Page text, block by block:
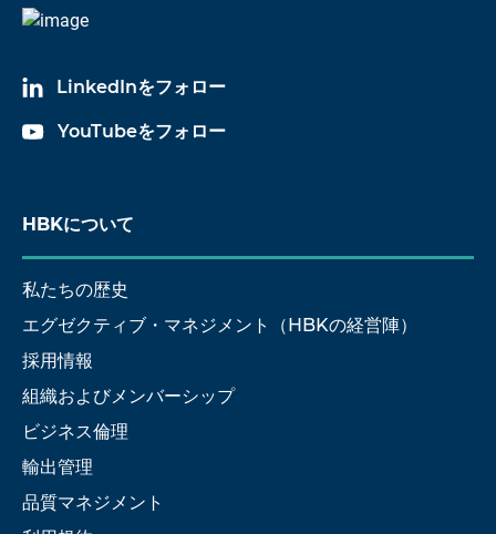
LinkedInをフォロー
YouTubeをフォロー
HBKについて
私たちの歴史
エグゼクティブ・マネジメント（HBKの経営陣）
採用情報
組織およびメンバーシップ
ビジネス倫理
輸出管理
品質マネジメント